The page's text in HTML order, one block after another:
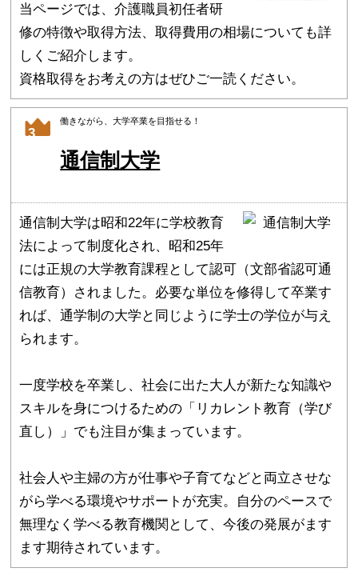
当ページでは、介護職員初任者研
修の特徴や取得方法、取得費用の相場についても詳
しくご紹介します。
資格取得をお考えの方はぜひご一読ください。
3
働きながら、大学卒業を目指せる！
通信制大学
通信制大学は昭和22年に学校教育
法によって制度化され、昭和25年
には正規の大学教育課程として認可（文部省認可通
信教育）されました。必要な単位を修得して卒業す
れば、通学制の大学と同じように学士の学位が与え
られます。
一度学校を卒業し、社会に出た大人が新たな知識や
スキルを身につけるための「リカレント教育（学び
直し）」でも注目が集まっています。
社会人や主婦の方が仕事や子育てなどと両立させな
がら学べる環境やサポートが充実。自分のペースで
無理なく学べる教育機関として、今後の発展がます
ます期待されています。